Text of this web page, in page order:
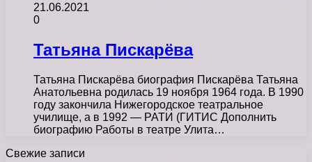
21.06.2021
0
Татьяна Пискарёва
Татьяна Пискарёва биография Пискарёва Татьяна
Анатольевна родилась 19 ноября 1964 года. В 1990
году закончила Нижегородское театральное
училище, а в 1992 — РАТИ (ГИТИС Дополнить
биографию Работы в театре Улита…
Свежие записи